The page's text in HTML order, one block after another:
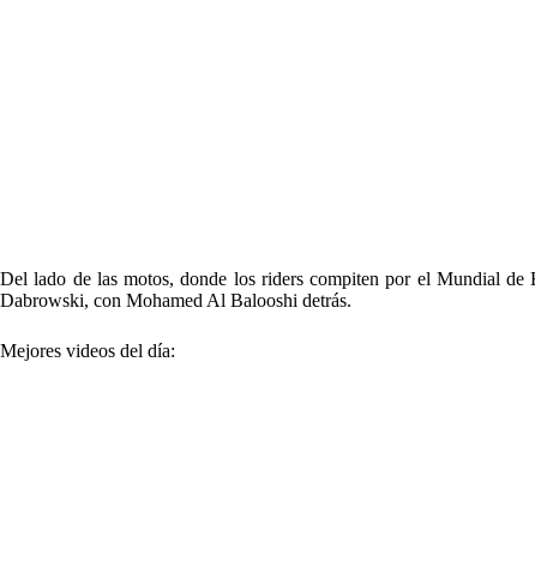
Del lado de las motos, donde los riders compiten por el Mundial
Dabrowski, con Mohamed Al Balooshi detrás.
Mejores videos del día: